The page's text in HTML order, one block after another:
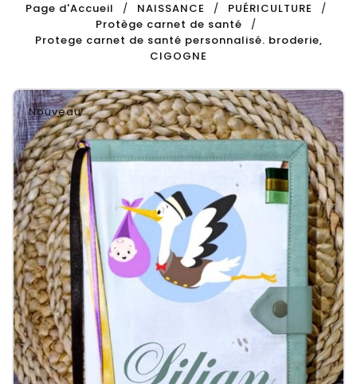
Page d'Accueil NAISSANCE
PUÉRICULTURE
Protège carnet de santé
Protege carnet de santé personnalisé. broderie,
CIGOGNE
Nouveau